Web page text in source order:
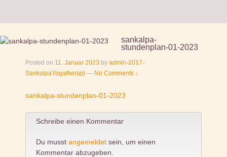
sankalpa-
stundenplan-01-2023
Posted on 11. Januar 2023 by admin-2017-
SankalpaYogatherapi — No Comments ↓
sankalpa-stundenplan-01-2023
Schreibe einen Kommentar
Du musst angemeldet sein, um einen
Kommentar abzugeben.